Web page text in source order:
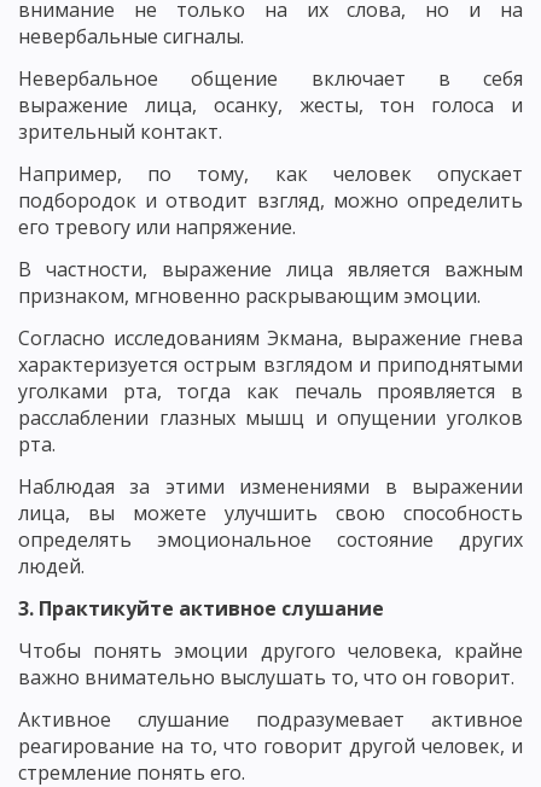
внимание не только на их слова, но и на
невербальные сигналы.
Невербальное общение включает в себя
выражение лица, осанку, жесты, тон голоса и
зрительный контакт.
Например, по тому, как человек опускает
подбородок и отводит взгляд, можно определить
его тревогу или напряжение.
В частности, выражение лица является важным
признаком, мгновенно раскрывающим эмоции.
Согласно исследованиям Экмана, выражение гнева
характеризуется острым взглядом и приподнятыми
уголками рта, тогда как печаль проявляется в
расслаблении глазных мышц и опущении уголков
рта.
Наблюдая за этими изменениями в выражении
лица, вы можете улучшить свою способность
определять эмоциональное состояние других
людей.
3. Практикуйте активное слушание
Чтобы понять эмоции другого человека, крайне
важно внимательно выслушать то, что он говорит.
Активное слушание подразумевает активное
реагирование на то, что говорит другой человек, и
стремление понять его.